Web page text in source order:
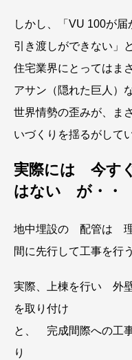
しかし、「VU 100が
引き渡しができない」
住宅業界にとってはま
アサン（隠れた巨人）
世界情勢の歪みが、ま
いづくりを揺るがして
実際には 今す
はない が・・
地中埋設の 配管は
間に先行して工事を行
実際、上棟を行い 外
を取り付け
と、 完成間際への工
り